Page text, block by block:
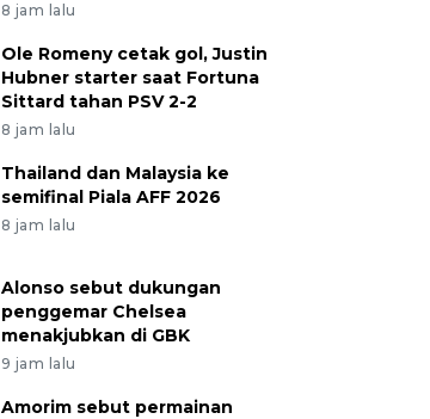
8 jam lalu
Ole Romeny cetak gol, Justin
Hubner starter saat Fortuna
Sittard tahan PSV 2-2
8 jam lalu
Thailand dan Malaysia ke
semifinal Piala AFF 2026
8 jam lalu
Alonso sebut dukungan
penggemar Chelsea
menakjubkan di GBK
9 jam lalu
Amorim sebut permainan